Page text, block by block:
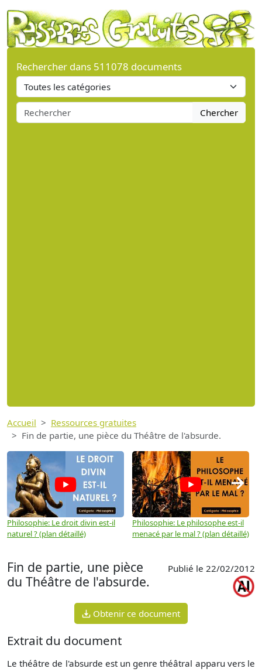
Rechercher dans 511078 documents
Chercher
Accueil
Ressources gratuites
Fin de partie, une pièce du Théâtre de l'absurde.
Philosophie: Le droit divin est-il
naturel ? (plan détaillé)
Philosophie: Le philosophe est-il
menacé par le mal ? (plan détaillé)
→
Fin de partie, une pièce
du Théâtre de l'absurde.
Publié le 22/02/2012
Obtenir ce document
Extrait du document
Le théâtre de l'absurde est un genre théâtral apparu vers le